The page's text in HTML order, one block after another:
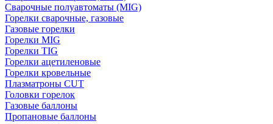
Сварочные полуавтоматы (MIG)
Горелки сварочные, газовые
Газовые горелки
Горелки MIG
Горелки TIG
Горелки ацетиленовые
Горелки кровельные
Плазматроны CUT
Головки горелок
Газовые баллоны
Пропановые баллоны